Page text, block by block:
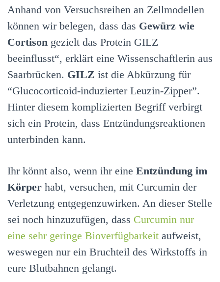
Anhand von Versuchsreihen an Zellmodellen
können wir belegen, dass das Gewürz wie
Cortison gezielt das Protein GILZ
beeinflusst“, erklärt eine Wissenschaftlerin aus
Saarbrücken. GILZ ist die Abkürzung für
“Glucocorticoid-induzierter Leuzin-Zipper”.
Hinter diesem komplizierten Begriff verbirgt
sich ein Protein, dass Entzündungsreaktionen
unterbinden kann.
Ihr könnt also, wenn ihr eine Entzündung im
Körper habt, versuchen, mit Curcumin der
Verletzung entgegenzuwirken. An dieser Stelle
sei noch hinzuzufügen, dass Curcumin nur
eine sehr geringe Bioverfügbarkeit aufweist,
weswegen nur ein Bruchteil des Wirkstoffs in
eure Blutbahnen gelangt.